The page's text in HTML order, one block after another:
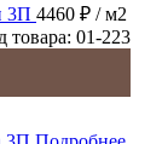
3П 4460 ₽ / м2
товара: 01-223